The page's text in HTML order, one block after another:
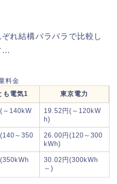
れ結構バラバラで比較し
…
料金
も電気1 東京電力
～140kW
19.52円(～120kW
h)
～350
26.00円(120～300
kWh)
30.02円(300kWh
～)